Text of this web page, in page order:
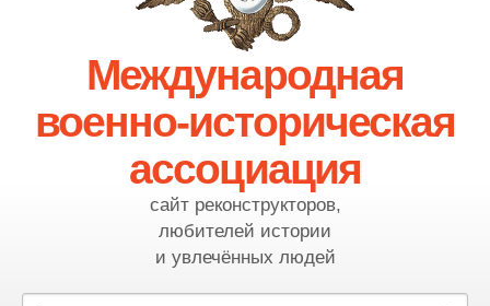
Международная
военно-историческая
ассоциация
сайт реконструкторов,
любителей истории
и увлечённых людей